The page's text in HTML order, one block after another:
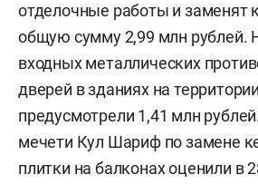
отделочные работы и заменят
общую сумму 2,99 млн рублей.
входных металлических
дверей в зданиях на
предусмотрели 1,41 млн
мечети Кул Шариф по замене
плитки на балконах оценили в